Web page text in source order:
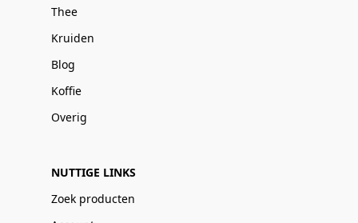
Thee
Kruiden
Blog
Koffie
Overig
NUTTIGE LINKS
Zoek producten